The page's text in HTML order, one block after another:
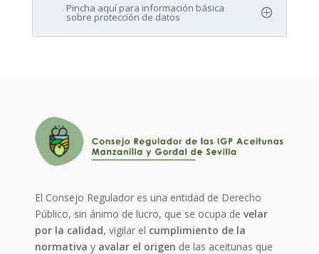
Pincha aquí para información básica
sobre protección de datos
El Consejo Regulador es una entidad de Derecho
Público, sin ánimo de lucro, que se ocupa develar
por la calidad, vigilar el cumplimiento de la
normativa y avalar el origen de las aceitunas que